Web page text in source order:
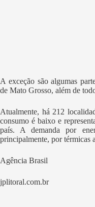
A exceção são algumas
de Mato Grosso, além de
Atualmente, há 212
consumo é baixo e
país. A demanda por
principalmente, por térmicas
Agência Brasil
jplitoral.com.br